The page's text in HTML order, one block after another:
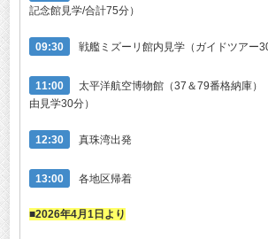
記念館見学/合計75分）
09:30 戦艦ミズーリ館内見学（ガイドツアー
11:00
太平洋航空博物館（37＆79番格納庫）
由見学30分）
12:30 真珠湾出発
13:00 各地区帰着
■2026年4月1日より